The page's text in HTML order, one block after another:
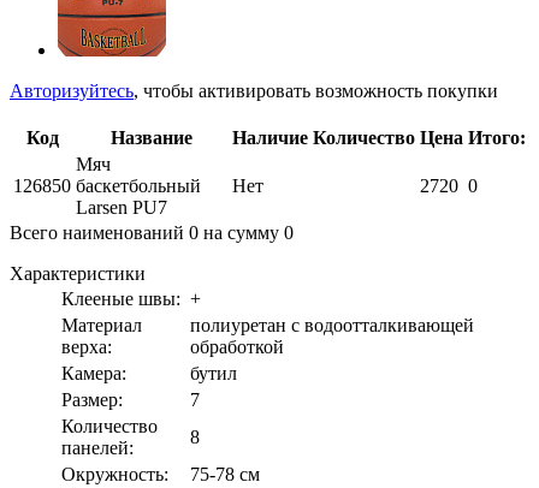
Авторизуйтесь, чтобы активировать возможность покупки
Код Название Наличие Количество Цена Итого:
126850
Мяч
баскетбольный
Larsen PU7
Нет 2720 0
Всего наименований 0 на сумму 0
Характеристики
Клееные швы: +
Материал
верха:
полиуретан с водоотталкивающей
обработкой
Камера:
бутил
Размер:
7
Количество
панелей:
8
Окружность:
75-78 см